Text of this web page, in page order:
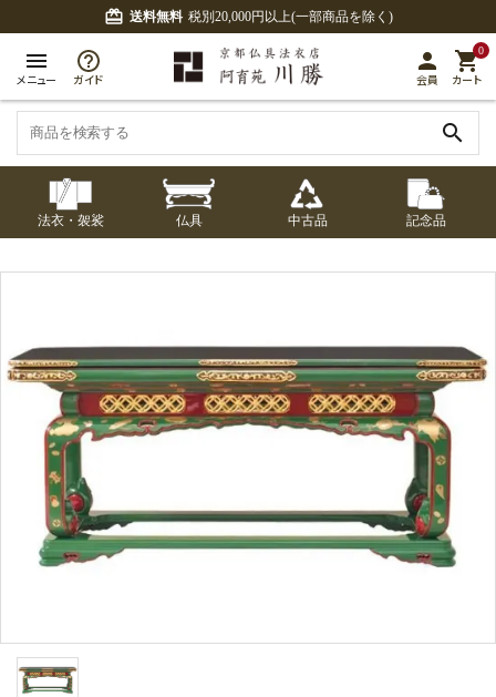
card_giftcard 送料無料 税別20,000円以上(一部商品を除く)
menu
メニュー ガイド
person
会員
0
shopping_cart
カート
search
七条袈裟
五条袈裟
色衣・裳附
黒衣・直綴
法衣・袈裟
五条袈裟 色衣・裳附
黒衣・直綴 布袍・間衣
白衣・色服
白帯・足袋 草履・はきもの
記念品
経本入・念珠入・式
中啓・扇子 収納
記念品・おつかいも
の
書籍
仏具
卓類・常香盤・礼盤 天蓋・瓔珞・吊金具
灯明具・灯明準備用
品
金香炉・花瓶・火立
盒
きん・きん台・鳴物 ご法要用品・箱類
中古品